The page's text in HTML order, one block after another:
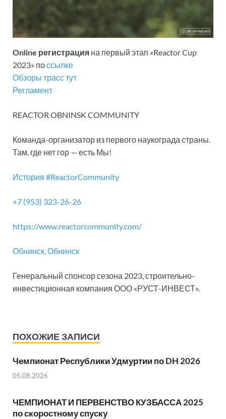
Online регистрация на первый этап «Reactor Cup
2023» поссылке
Обзоры трасс тут
Регламент
REACTOR OBNINSK COMMUNITY
Команда-организатор из первого наукограда страны.
Там, где нет гор — есть Мы!
История #ReactorCommunity
+7 (953) 323-26-26
https://www.reactorcommunity.com/
Обнинск, Обнинск
Генеральный спонсор сезона 2023, строительно-
инвестиционная компания ООО «РУСТ-ИНВЕСТ».
ПОХОЖИЕ ЗАПИСИ
Чемпионат Республики Удмуртии по DH 2026
05.08.2026
ЧЕМПИОНАТ И ПЕРВЕНСТВО КУЗБАССА 2025
по скоростному спуску